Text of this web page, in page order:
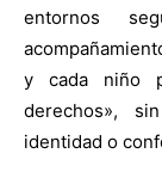
entornos
y cada niño
derechos»,
identidad o